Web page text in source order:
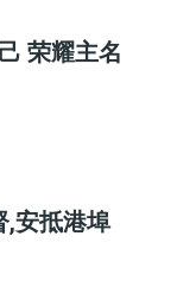
荣耀主名
,安抵港埠